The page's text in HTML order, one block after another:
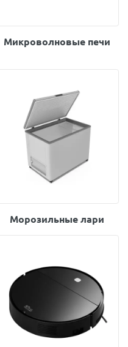
Микроволновые печи
Морозильные лари